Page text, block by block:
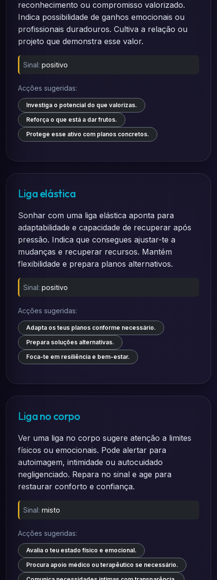
reconhecimento ou compromisso valorizado.
Indica possibilidade de ganhos emocionais ou
profissionais duradouros. Cultiva a relação ou
projeto que demonstra esse valor.
Sinal: positivo
Acções sugeridas:
Investiga o potencial do que valorizas.
Reforça o que está a dar frutos.
Protege esse ativo com planos concretos.
Liga elástica
Sonhar com uma liga elástica aponta para
adaptabilidade e capacidade de recuperar após
pressão. Indica que consegues ajustar-te a
mudanças e recuperar recursos. Mantém
flexibilidade e prepara planos alternativos.
Sinal: positivo
Acções sugeridas:
Adapta os teus planos conforme necessário.
Prepara soluções alternativas.
Foca-te em resiliência e bem-estar.
Liga no corpo
Ver uma liga no corpo sugere atenção a limites
físicos ou emocionais. Pode alertar para
autoimagem, intimidade ou autocuidado
negligenciado. Repara no sinal e age para
restaurar conforto e confiança.
Sinal: misto
Acções sugeridas:
Avalia o teu estado físico e emocional.
Procura apoio médico ou terapêutico se necessário.